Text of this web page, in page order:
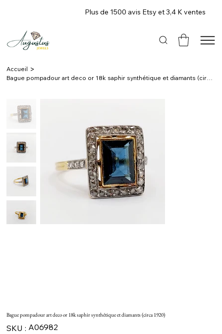
Plus de 1500 avis Etsy et 3,4 K ventes
Accueil >
Bague pompadour art deco or 18k saphir synthétique et diamants (circa 1920)
Bague pompadour art deco or 18k saphir synthétique et diamants (circa 1920)
SKU :
SKU
A06982
A06982